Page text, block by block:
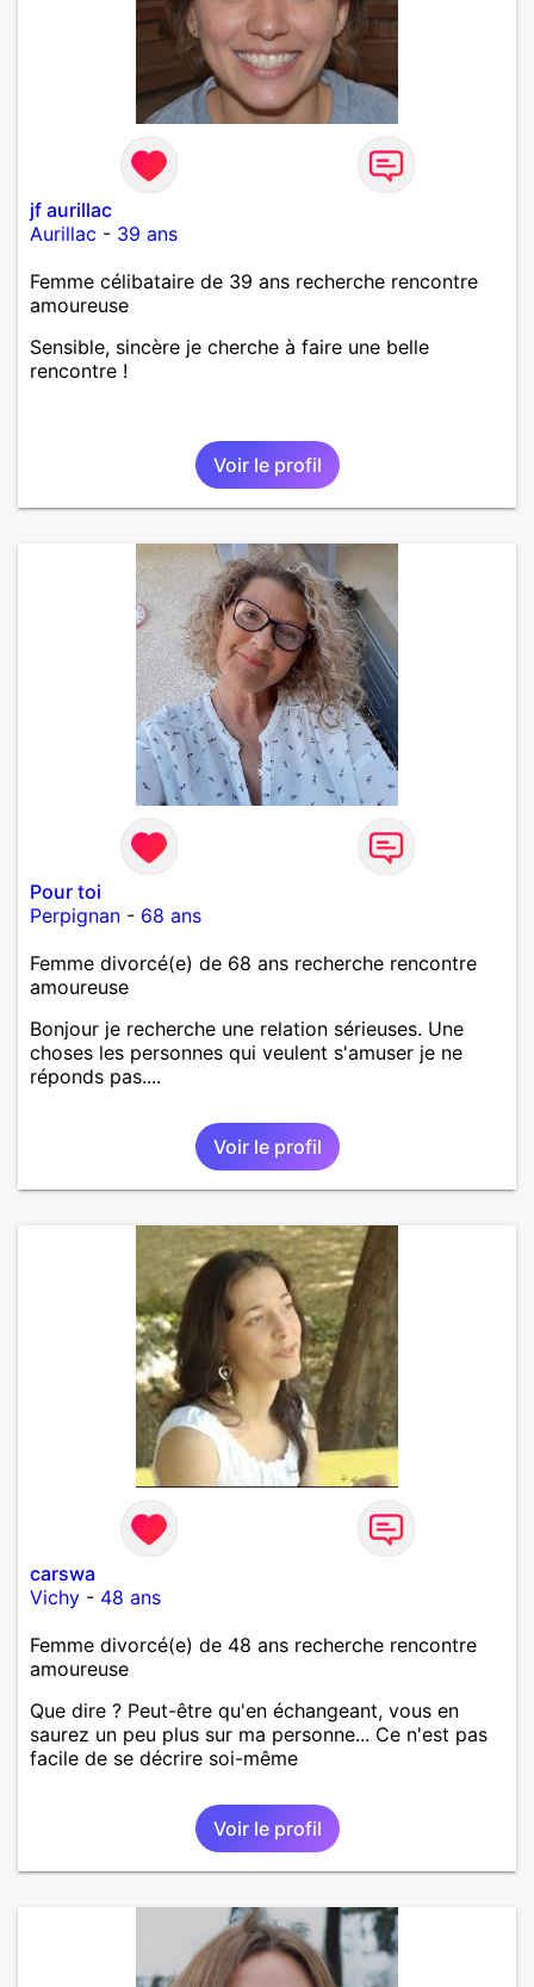
jf aurillac
Aurillac - 39 ans
Femme célibataire de 39 ans recherche rencontre
amoureuse
Sensible, sincère je cherche à faire une belle
rencontre !
Voir le profil
Pour toi
Perpignan - 68 ans
Femme divorcé(e) de 68 ans recherche rencontre
amoureuse
Bonjour je recherche une relation sérieuses. Une
choses les personnes qui veulent s'amuser je ne
réponds pas....
Voir le profil
carswa
Vichy - 48 ans
Femme divorcé(e) de 48 ans recherche rencontre
amoureuse
Que dire ? Peut-être qu'en échangeant, vous en
saurez un peu plus sur ma personne... Ce n'est pas
facile de se décrire soi-même
Voir le profil